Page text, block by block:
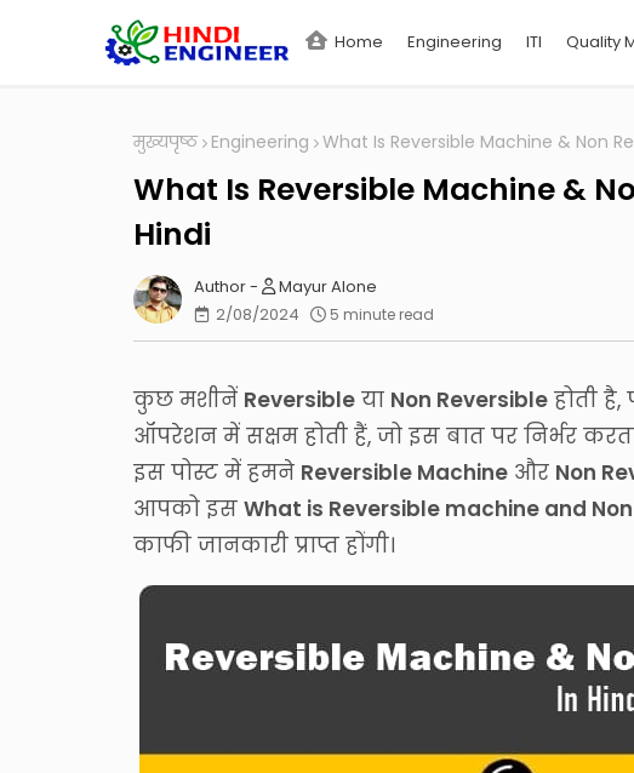
Home Engineering ITI Quality
मुख्यपृष्ठ Engineering What Is Reversible Machine & Non
What Is Reversible Machine &
Hindi
Mayur Alone
2/08/2024
5 minute read
कुछ मशीनें Reversibleया Non Reversibleहोती है,
ऑपरेशन में सक्षम होती हैं, जो इस बात पर निर्भर
इस पोस्ट में हमने Reversible Machineऔर Non
आपको इस What is Reversible machine and
काफी जानकारी प्राप्त होंगी।